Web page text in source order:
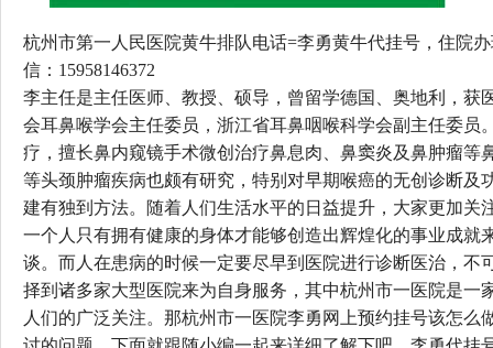
杭州市第一人民医院黄牛排队电话=李勇黄牛代挂号，住院办
信：15958146372
李主任是主任医师、教授、硕导，曾留学德国、奥地利，获
会耳鼻喉学会主任委员，浙江省耳鼻咽喉科学会副主任委员
疗，擅长鼻内窥镜手术微创治疗鼻息肉、鼻窦炎及鼻肿瘤等
等头颈肿瘤疾病也颇有研究，特别对早期喉癌的无创诊断及
建有独到方法。随着人们生活水平的日益提升，大家更加关
一个人只有拥有健康的身体才能够创造出辉煌化的事业成就
谈。而人在患病的时候一定要尽早到医院进行诊断医治，不
择到诸多家大型医院来为自身服务，其中杭州市一医院是一
人们的广泛关注。那杭州市一医院李勇网上预约挂号该怎么